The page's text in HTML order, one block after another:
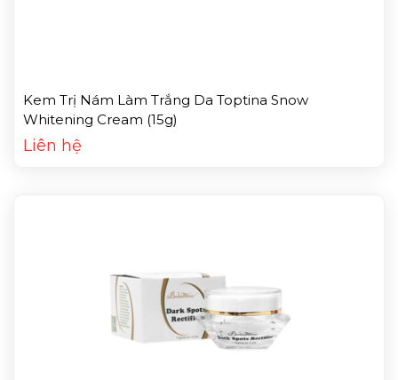
Kem Trị Nám Làm Trắng Da Toptina Snow
Whitening Cream (15g)
Liên hệ